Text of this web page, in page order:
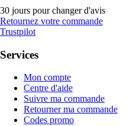
30 jours pour changer d'avis
Retournez votre commande
Trustpilot
Services
Mon compte
Centre d'aide
Suivre ma commande
Retourner ma commande
Codes promo